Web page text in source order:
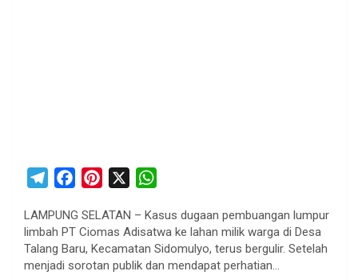
l
e
g
c
e
b
n
t
e
a
t
s
LAMPUNG SELATAN – Kasus dugaan pembuangan lumpur
limbah PT Ciomas Adisatwa ke lahan milik warga di Desa
Talang Baru, Kecamatan Sidomulyo, terus bergulir. Setelah
menjadi sorotan publik dan mendapat perhatian…